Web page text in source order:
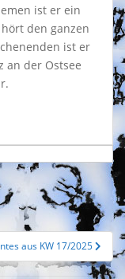
ist er ein
den ganzen
ist er
an der Ostsee
aus KW 17/2025